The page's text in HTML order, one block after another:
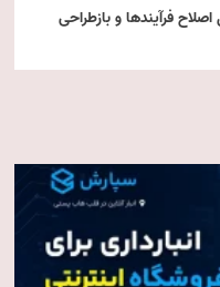
فرآیندها و بازطراحی